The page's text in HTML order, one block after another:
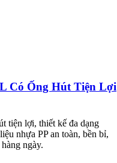
Có Ống Hút Tiện Lợi
tiện lợi, thiết kế đa dạng
nhựa PP an toàn, bền bỉ,
ngày.